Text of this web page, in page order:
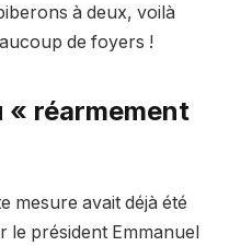
à deux, voilà
de foyers !
« réarmement
mesure avait déjà été
président Emmanuel